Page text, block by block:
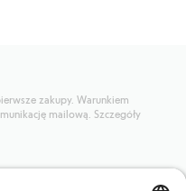
zakupy. Warunkiem
mailową. Szczegóły